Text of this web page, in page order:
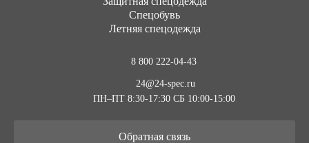
Спецобувь
Летняя спецодежда
8 800 222-04-43
24@24-spec.ru
ПН–ПТ 8:30-17:30 СБ 10:00-15:00
Обратная связь